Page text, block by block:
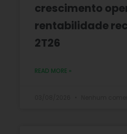
crescimento
rentabilidade
2T26
READ MORE »